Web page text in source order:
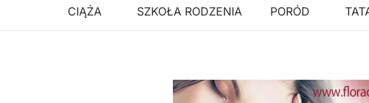
CIĄŻA SZKOŁA RODZENIA PORÓD